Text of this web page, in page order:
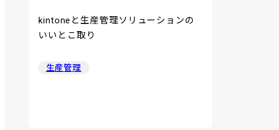
kintoneと生産管理ソリューションの
いいとこ取り
生産管理